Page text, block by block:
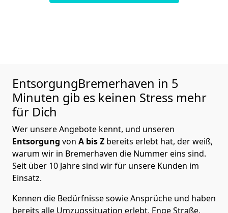
EntsorgungBremer­haven in 5
Minuten gib es keinen Stress mehr
für Dich
Wer unsere Angebote kennt, und unseren
Entsorgung von A bis Z bereits erlebt hat, der weiß,
warum wir in Bremer­haven die Nummer eins sind.
Seit über 10 Jahre sind wir für unsere Kunden im
Einsatz.
Kennen die Bedürfnisse sowie Ansprüche und haben
bereits alle Umzugssituation erlebt. Enge Straße,